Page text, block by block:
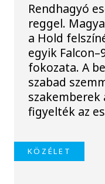
Rendhagyó
reggel.
a Hold
egyik
fokozata. A
szabad
szakemberek
figyelték az
KÖZÉLET